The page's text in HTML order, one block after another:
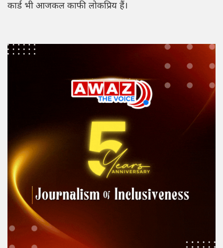
कार्ड भी आजकल काफी लोकप्रिय हैं।